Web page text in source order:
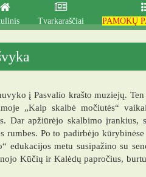
Tvarkaraščiai PAMOKŲ
į Pasvalio krašto muziejų.
„Kaip skalbė močiutės“
Dar apžiūrėjo skalbimo
rumbes. Po to padirbėjo
edukacijos metu susipažino su
Kūčių ir Kalėdų papročius,